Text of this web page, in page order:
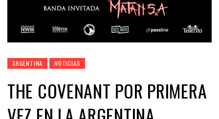
ARGENTINA NOTICIAS
THE COVENANT POR PRIMERA